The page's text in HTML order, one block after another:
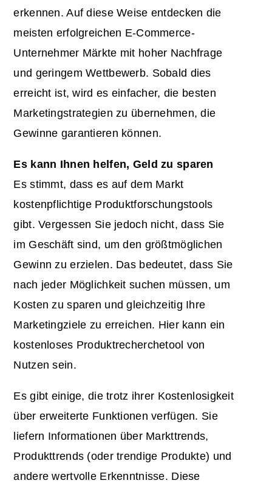
erkennen. Auf diese Weise entdecken die
meisten erfolgreichen E-Commerce-
Unternehmer Märkte mit hoher Nachfrage
und geringem Wettbewerb. Sobald dies
erreicht ist, wird es einfacher, die besten
Marketingstrategien zu übernehmen, die
Gewinne garantieren können.
Es kann Ihnen helfen, Geld zu sparen
Es stimmt, dass es auf dem Markt
kostenpflichtige Produktforschungstools
gibt. Vergessen Sie jedoch nicht, dass Sie
im Geschäft sind, um den größtmöglichen
Gewinn zu erzielen. Das bedeutet, dass Sie
nach jeder Möglichkeit suchen müssen, um
Kosten zu sparen und gleichzeitig Ihre
Marketingziele zu erreichen. Hier kann ein
kostenloses Produktrecherchetool von
Nutzen sein.
Es gibt einige, die trotz ihrer Kostenlosigkeit
über erweiterte Funktionen verfügen. Sie
liefern Informationen über Markttrends,
Produkttrends (oder trendige Produkte) und
andere wertvolle Erkenntnisse. Diese